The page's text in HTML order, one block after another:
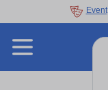
Event